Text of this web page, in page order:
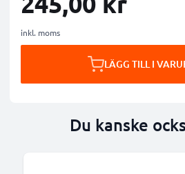
inkl. moms
LÄGG TILL I
Du kanske